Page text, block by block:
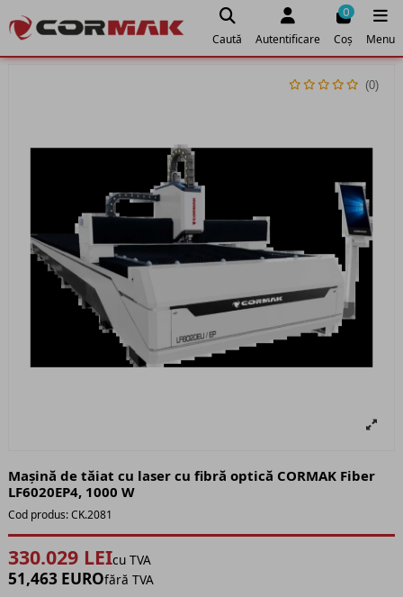
Caută Autentificare
0
Coș Menu
Mașină de tăiat cu laser cu fibră optică CORMAK Fiber
LF6020EP4, 1000 W
(0)
Cod produs:CK.2081
330.029 LEIcu TVA
51,463 EUROfără TVA